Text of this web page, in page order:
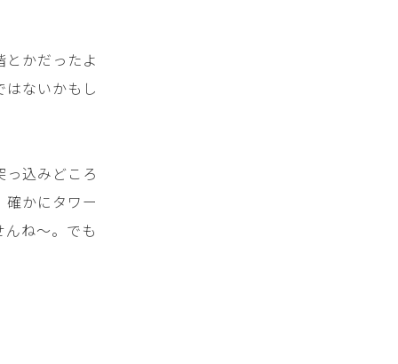
かだったよ
ないかもし
込みどころ
かにタワー
ね～。でも